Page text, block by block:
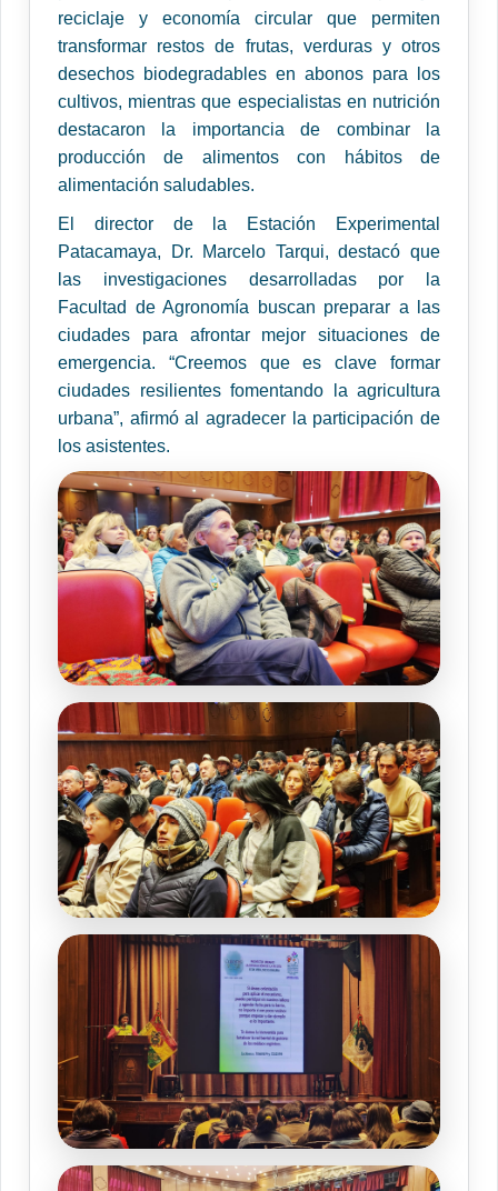
reciclaje y economía circular que permiten
transformar restos de frutas, verduras y otros
desechos biodegradables en abonos para los
cultivos, mientras que especialistas en nutrición
destacaron la importancia de combinar la
producción de alimentos con hábitos de
alimentación saludables.
El director de la Estación Experimental
Patacamaya, Dr. Marcelo Tarqui, destacó que
las investigaciones desarrolladas por la
Facultad de Agronomía buscan preparar a las
ciudades para afrontar mejor situaciones de
emergencia. “Creemos que es clave formar
ciudades resilientes fomentando la agricultura
urbana”, afirmó al agradecer la participación de
los asistentes.